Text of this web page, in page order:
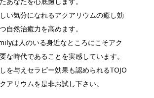
い気分になれるアクアリウムの癒し効
自然治癒力を高めます。
は人のいる身近なところにこそアク
な時代であることを実感しています。
を与えセラピー効果も認められるTOJO
アリウムを是非お試し下さい。